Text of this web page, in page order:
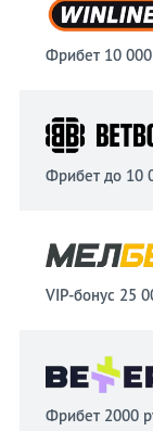
Фрибет 10
Фрибет до 10
VIP-бонус 25
Фрибет 2000